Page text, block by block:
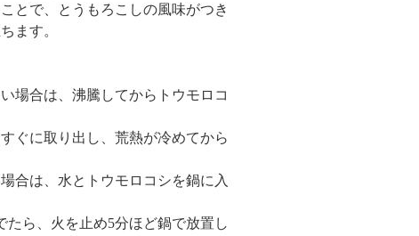
とで、とうもろこしの風味がつき
ます。
場合は、沸騰してからトウモロコ
ぐに取り出し、荒熱が冷めてから
合は、水とトウモロコシを鍋に入
たら、火を止め5分ほど鍋で放置し